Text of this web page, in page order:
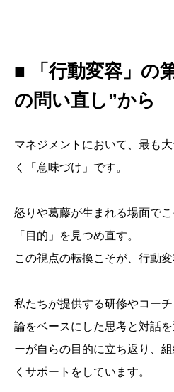
■ 「行動変容」の
の問い直し”から
マネジメントにおいて、最も
く「意味づけ」です。
怒りや葛藤が生まれる場面で
「目的」を見つめ直す。
この視点の転換こそが、行動
私たちが提供する研修やコー
論をベースにした思考と対話
ーが自らの目的に立ち返り、
くサポートをしています。